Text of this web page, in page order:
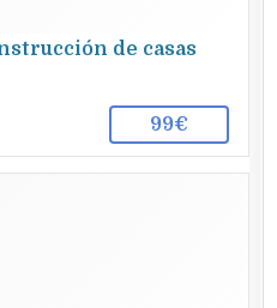
de casas
99€